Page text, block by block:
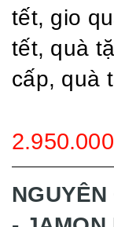
tết, gio
tết, quà
cấp, quà